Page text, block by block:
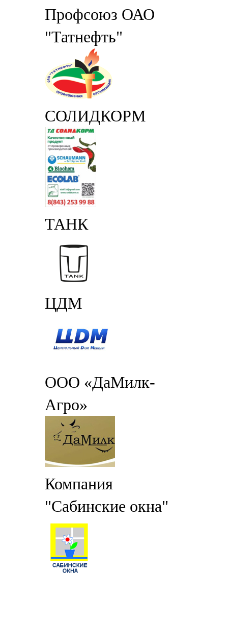
Профсоюз ОАО
"Татнефть"
СОЛИДКОРМ
ТАНК
ЦДМ
ООО «ДаМилк-
Агро»
Компания
"Сабинские окна"